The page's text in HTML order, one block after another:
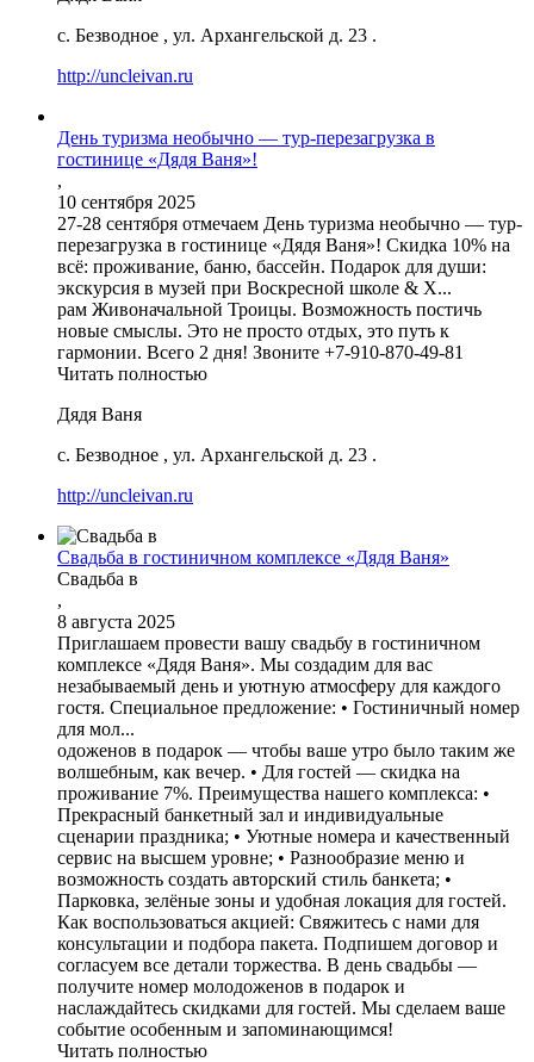
с. Безводное , ул. Архангельской д. 23 .
http://uncleivan.ru
День туризма необычно — тур-перезагрузка в
гостинице «Дядя Ваня»!
,
10 сентября 2025
27-28 сентября отмечаем День туризма необычно — тур-
перезагрузка в гостинице «Дядя Ваня»! Скидка 10% на
всё: проживание, баню, бассейн. Подарок для души:
экскурсия в музей при Воскресной школе & Х...
рам Живоначальной Троицы. Возможность постичь
новые смыслы. Это не просто отдых, это путь к
гармонии. Всего 2 дня! Звоните +7-910-870-49-81
Читать полностью
Дядя Ваня
с. Безводное , ул. Архангельской д. 23 .
http://uncleivan.ru
Свадьба в гостиничном комплексе «Дядя Ваня»
Свадьба в
,
8 августа 2025
Приглашаем провести вашу свадьбу в гостиничном
комплексе «Дядя Ваня». Мы создадим для вас
незабываемый день и уютную атмосферу для каждого
гостя. Специальное предложение: • Гостиничный номер
для мол...
одоженов в подарок — чтобы ваше утро было таким же
волшебным, как вечер. • Для гостей — скидка на
проживание 7%. Преимущества нашего комплекса: •
Прекрасный банкетный зал и индивидуальные
сценарии праздника; • Уютные номера и качественный
сервис на высшем уровне; • Разнообразие меню и
возможность создать авторский стиль банкета; •
Парковка, зелёные зоны и удобная локация для гостей.
Как воспользоваться акцией: Свяжитесь с нами для
консультации и подбора пакета. Подпишем договор и
согласуем все детали торжества. В день свадьбы —
получите номер молодоженов в подарок и
наслаждайтесь скидками для гостей. Мы сделаем ваше
событие особенным и запоминающимся!
Читать полностью